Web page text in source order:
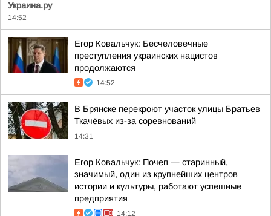
Украина.ру
14:52
Егор Ковальчук: Бесчеловечные
преступления украинских нацистов
продолжаются
14:52
В Брянске перекроют участок улицы Братьев
Ткачёвых из-за соревнований
14:31
Егор Ковальчук: Почеп — старинный,
значимый, один из крупнейших центров
истории и культуры, работают успешные
предприятия
14:12